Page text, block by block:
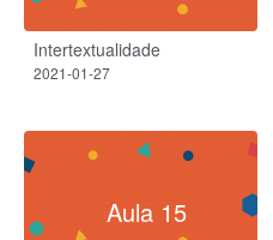
Intertextualidade​
2021-01-27
Aula 15